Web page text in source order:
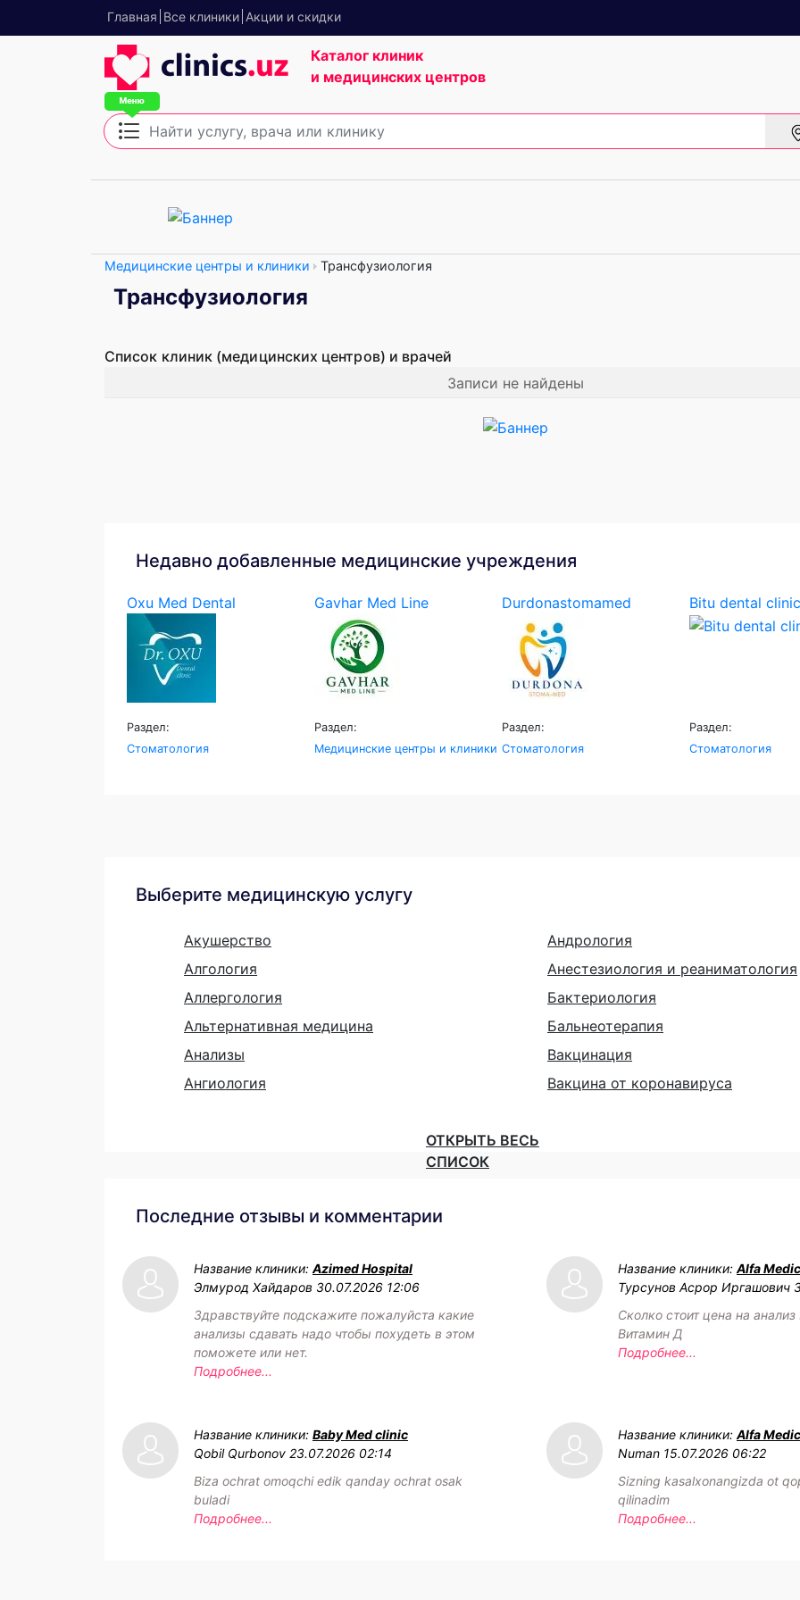
Главная Все клиники Акции и скидки
Каталог клиник
и медицинских центров
Медицинские центры и клиники Трансфузиология
Трансфузиология
Список клиник (медицинских центров) и врачей
Записи не найдены
Недавно добавленные медицинские учреждения
Oxu Med Dental
Раздел:
Стоматология
Gavhar Med Line
Раздел:
Медицинские центры и клиники
Durdonastomamed
Раздел:
Стоматология
Bitu dental clinic
Раздел:
Стоматология
Выберите медицинскую услугу
Акушерство
Алгология
Аллергология
Альтернативная медицина
Анализы
Ангиология
Андрология
Анестезиология и реаниматология
Бактериология
Бальнеотерапия
Вакцинация
Вакцина от коронавируса
ОТКРЫТЬ ВЕСЬ
СПИСОК
Последние отзывы и комментарии
Название клиники: Azimed Hospital
Элмурод Хайдаров 30.07.2026 12:06
Здравствуйте подскажите пожалуйста какие
анализы сдавать надо чтобы похудеть в этом
поможете или нет.
Подробнее...
Название клиники: Alfa
Турсунов Асрор Иргашович
Сколко стоит цена на
Витамин Д
Подробнее...
Название клиники: Baby Med clinic
Qobil Qurbonov 23.07.2026 02:14
Biza ochrat omoqchi edik qanday ochrat osak
buladi
Подробнее...
Название клиники: Alfa
Numan 15.07.2026 06:22
Sizning kasalxonangizda ot
qilinadim
Подробнее...